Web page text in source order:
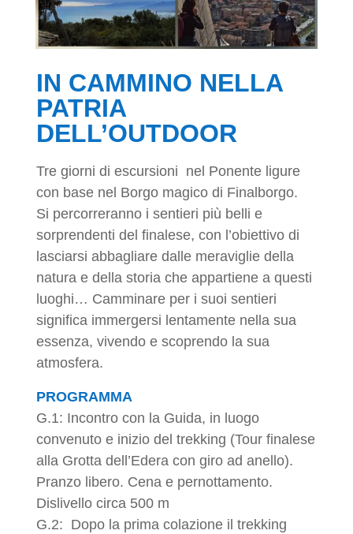
IN CAMMINO NELLA
PATRIA
DELL’OUTDOOR
Tre giorni di escursioni nel Ponente ligure
con base nel Borgo magico di Finalborgo.
Si percorreranno i sentieri più belli e
sorprendenti del finalese, con l’obiettivo di
lasciarsi abbagliare dalle meraviglie della
natura e della storia che appartiene a questi
luoghi… Camminare per i suoi sentieri
significa immergersi lentamente nella sua
essenza, vivendo e scoprendo la sua
atmosfera.
PROGRAMMA
G.1: Incontro con la Guida, in luogo
convenuto e inizio del trekking (Tour finalese
alla Grotta dell’Edera con giro ad anello).
Pranzo libero. Cena e pernottamento.
Dislivello circa 500 m
G.2: Dopo la prima colazione il trekking